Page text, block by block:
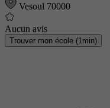
Vesoul 70000
Aucun avis
Trouver mon école (1min)